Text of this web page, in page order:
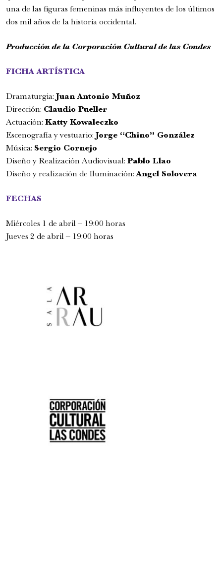
Romeo y Julieta | 2026
Ópera
Conciertos y recitales
una de las figuras femeninas más influyentes de los últimos
dos mil años de la historia occidental.
Producción de la Corporación Cultural de las Condes
FICHA ARTÍSTICA
Dramaturgia: Juan Antonio Muñoz
Dirección: Claudio Pueller
Actuación: Katty Kowaleczko
Escenografía y vestuario: Jorge “Chino” González
Música: Sergio Cornejo
Diseño y Realización Audiovisual: Pablo Llao
Diseño y realización de Iluminación:Angel Solovera
FECHAS
Miércoles 1 de abril – 19:00 horas
Jueves 2 de abril – 19:00 horas